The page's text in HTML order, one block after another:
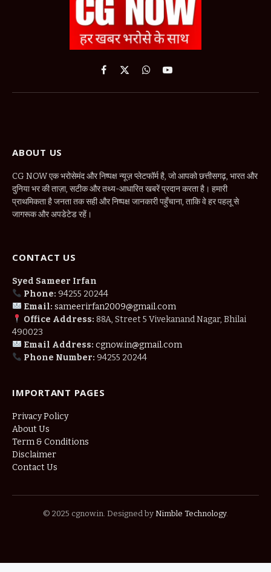
Facebook
X
WhatsApp
YouTube
ABOUT US
CG NOW एक भरोसेमंद और निष्पक्ष न्यूज़ प्लेटफॉर्म है, जो आपको छत्तीसगढ़, भारत और
दुनिया भर की ताज़ा, सटीक और तथ्य-आधारित खबरें प्रदान करता है। हमारी
प्राथमिकता है जनता तक सही और निष्पक्ष जानकारी पहुँचाना, ताकि वे हर पहलू से
जागरूक और अपडेटेड रहें।
CONTACT US
Syed Sameer Irfan
Phone: 94255 20244
Email: sameerirfan2009@gmail.com
Office Address: 88A, Street 5 Vivekanand Nagar, Bhilai
490023
Email Address: cgnow.in@gmail.com
Phone Number: 94255 20244
IMPORTANT PAGES
Privacy Policy
About Us
Term & Conditions
Disclaimer
Contact Us
© 2025 cgnow.in. Designed by Nimble Technology.